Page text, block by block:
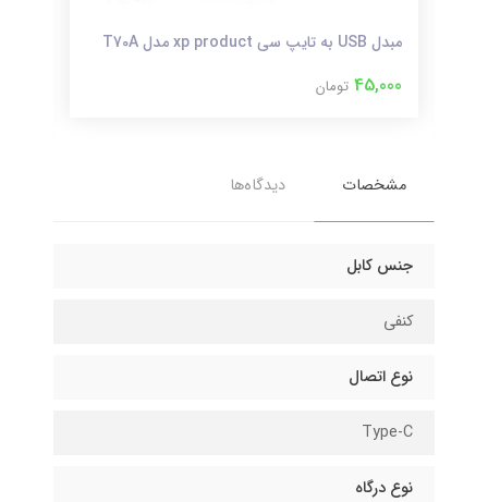
مبدل USB به تایپ سی xp product مدل T70A
45,000 تومان
مشخصات دیدگاه‌ها
جنس کابل
کنفی
نوع اتصال
Type-C
نوع درگاه